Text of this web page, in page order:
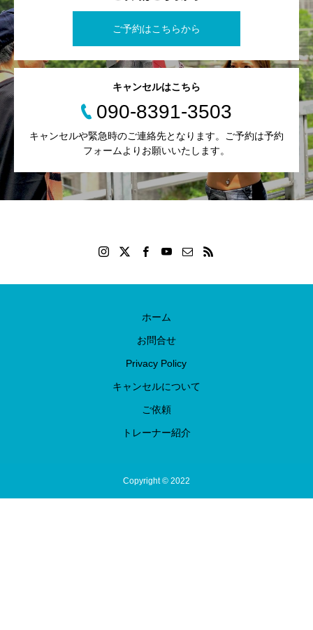
ご予約はこちらから
キャンセルはこちら
090-8391-3503
キャンセルや緊急時のご連絡先となります。ご予約は予約
フォームよりお願いいたします。
ホーム
お問合せ
Privacy Policy
キャンセルについて
ご依頼
トレーナー紹介
Copyright © 2022